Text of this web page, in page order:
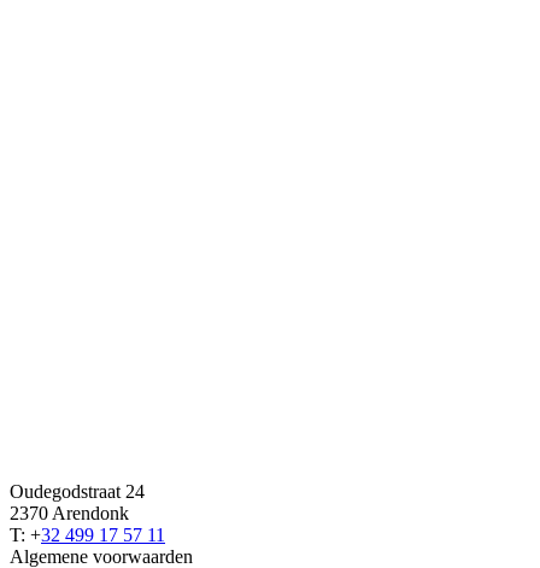
Oudegodstraat 24
2370 Arendonk
T: +32 499 17 57 11
Algemene voorwaarden